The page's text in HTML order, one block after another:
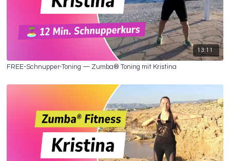
13:11
FREE-Schnupper-Toning — Zumba® Toning mit Kristina